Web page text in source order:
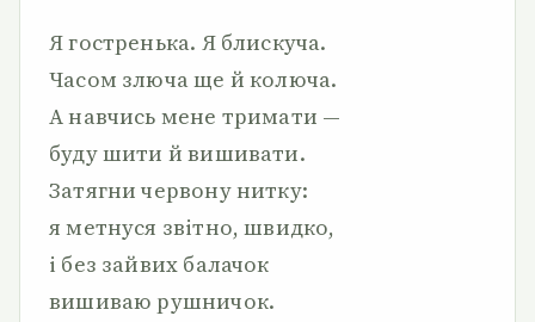
Я гостренька. Я блискуча.
Часом злюча ще й колюча.
А навчись мене тримати —
буду шити й вишивати.
Затягни червону нитку:
я метнуся звітно, швидко,
і без зайвих балачок
вишиваю рушничок.